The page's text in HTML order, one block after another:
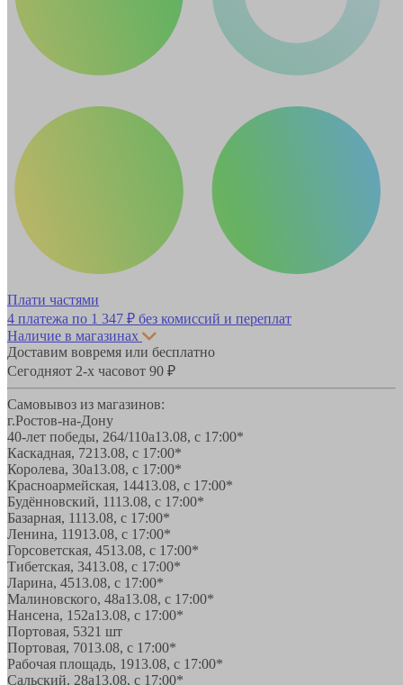
Плати частями
4 платежа по 1 347 ₽ без комиссий и переплат
Наличие в магазинах
Доставим вовремя или бесплатно
Сегодняот 2-х часовот 90 ₽
Самовывоз из магазинов:
г.Ростов-на-Дону
40-лет победы, 264/110а13.08, с 17:00*
Каскадная, 7213.08, с 17:00*
Королева, 30а13.08, с 17:00*
Красноармейская, 14413.08, с 17:00*
Будённовский, 1113.08, с 17:00*
Базарная, 1113.08, с 17:00*
Ленина, 11913.08, с 17:00*
Горсоветская, 4513.08, с 17:00*
Тибетская, 3413.08, с 17:00*
Ларина, 4513.08, с 17:00*
Малиновского, 48а13.08, с 17:00*
Нансена, 152а13.08, с 17:00*
Портовая, 5321 шт
Портовая, 7013.08, с 17:00*
Рабочая площадь, 1913.08, с 17:00*
Сальский, 28a13.08, с 17:00*